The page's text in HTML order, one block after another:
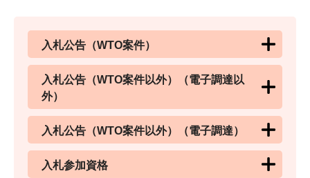
入札公告（WTO案件）
入札公告（WTO案件以外）（電子調達以
外）
入札公告（WTO案件以外）（電子調達）
入札参加資格